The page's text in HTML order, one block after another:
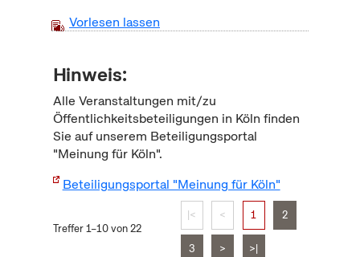
Vorlesen lassen
Hinweis:
Alle Veranstaltungen mit/zu
Öffentlichkeitsbeteiligungen in Köln finden
Sie auf unserem Beteiligungsportal
"Meinung für Köln".
Beteiligungsportal "Meinung für Köln"
Treffer 1–10 von 22
|< < 1 2
3 > >|